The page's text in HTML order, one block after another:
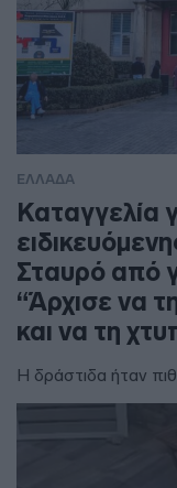
ΕΛΛΑΔΑ
Καταγγελία
Σταυρό από
“Άρχισε να
και να τη
Η δράστιδα ήταν